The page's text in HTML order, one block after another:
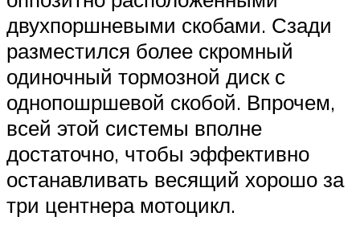
двухпоршневыми скобами. Сзади
разместился более скромный
одиночный тормозной диск с
однопошршевой скобой. Впрочем,
всей этой системы вполне
достаточно, чтобы эффективно
останавливать весящий хорошо за
три центнера мотоцикл.